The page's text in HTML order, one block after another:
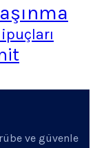
ve güvenle